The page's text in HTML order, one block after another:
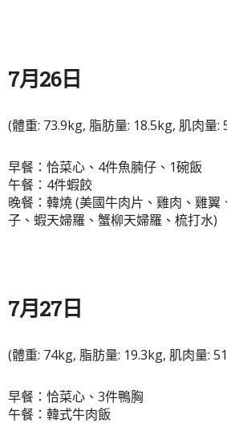
7月26日
(體重: 73.9kg, 脂肪量: 18.5kg, 肌肉量:
早餐：恰菜心、4件魚腩仔、1碗飯
午餐：4件蝦餃
晚餐：韓燒 (美國牛肉片、雞肉、雞翼
子、蝦天婦羅、蟹柳天婦羅、梳打水)
7月27日
(體重: 74kg, 脂肪量: 19.3kg, 肌肉量:
早餐：恰菜心、3件鴨胸
午餐：韓式牛肉飯